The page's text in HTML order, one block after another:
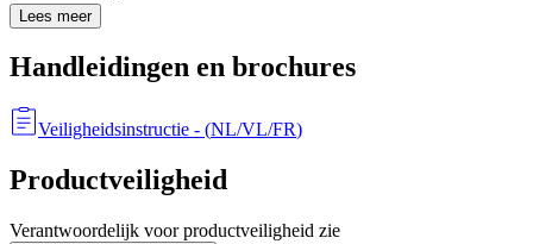
Lees meer
Handleidingen en brochures
Veiligheidsinstructie - (NL/VL/FR)
Productveiligheid
Verantwoordelijk voor productveiligheid zie